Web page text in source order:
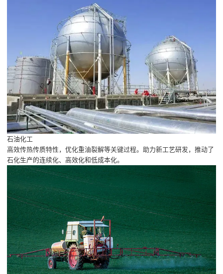
石油化工
高效传热传质特性，优化重油裂解等关键过程。助力新工艺研发，推动了
石化生产的连续化、高效化和低成本化。